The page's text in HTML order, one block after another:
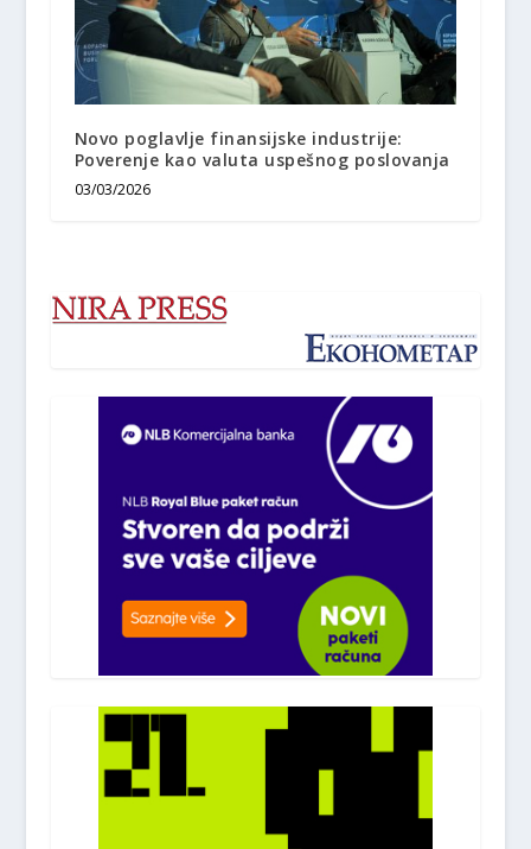
Novo poglavlje finansijske industrije:
Poverenje kao valuta uspešnog poslovanja
03/03/2026